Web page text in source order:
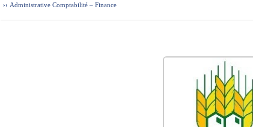
›› Administrative Comptabilité – Finance